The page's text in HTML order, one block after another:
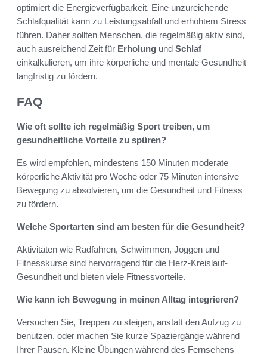
optimiert die Energieverfügbarkeit. Eine unzureichende
Schlafqualität kann zu Leistungsabfall und erhöhtem Stress
führen. Daher sollten Menschen, die regelmäßig aktiv sind,
auch ausreichend Zeit für Erholung und Schlaf
einkalkulieren, um ihre körperliche und mentale Gesundheit
langfristig zu fördern.
FAQ
Wie oft sollte ich regelmäßig Sport treiben, um
gesundheitliche Vorteile zu spüren?
Es wird empfohlen, mindestens 150 Minuten moderate
körperliche Aktivität pro Woche oder 75 Minuten intensive
Bewegung zu absolvieren, um die Gesundheit und Fitness
zu fördern.
Welche Sportarten sind am besten für die Gesundheit?
Aktivitäten wie Radfahren, Schwimmen, Joggen und
Fitnesskurse sind hervorragend für die Herz-Kreislauf-
Gesundheit und bieten viele Fitnessvorteile.
Wie kann ich Bewegung in meinen Alltag integrieren?
Versuchen Sie, Treppen zu steigen, anstatt den Aufzug zu
benutzen, oder machen Sie kurze Spaziergänge während
Ihrer Pausen. Kleine Übungen während des Fernsehens